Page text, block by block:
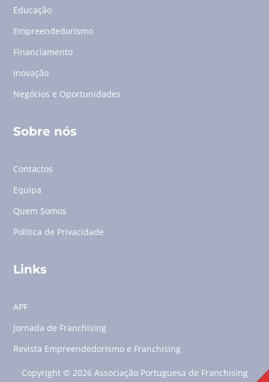
Educação
Empreendedorismo
Financiamento
Inovação
Negócios e Oportunidades
Sobre nós
Contactos
Equipa
Quem Somos
Política de Privacidade
Links
APF
Jornada de Franchising
Revista Empreendedorismo e Franchising
Copyright © 2026 Associação Portuguesa de Franchising